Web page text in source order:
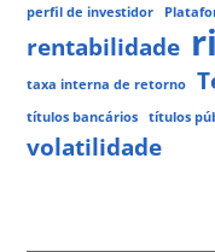
perfil de investidor
rentabilidade
taxa interna de retorno
títulos bancários
títulos
volatilidade